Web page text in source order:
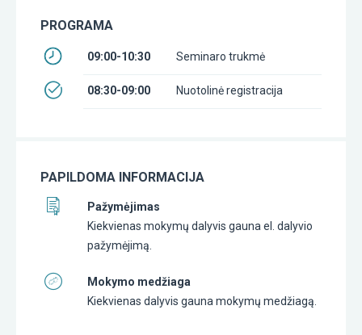
PROGRAMA
09:00-10:30 Seminaro trukmė
08:30-09:00 Nuotolinė registracija
PAPILDOMA INFORMACIJA
Pažymėjimas
Kiekvienas mokymų dalyvis gauna el. dalyvio
pažymėjimą.
Mokymo medžiaga
Kiekvienas dalyvis gauna mokymų medžiagą.